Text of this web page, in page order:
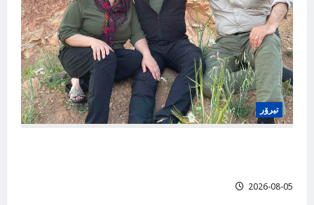
تیرۆر
2026-08-05